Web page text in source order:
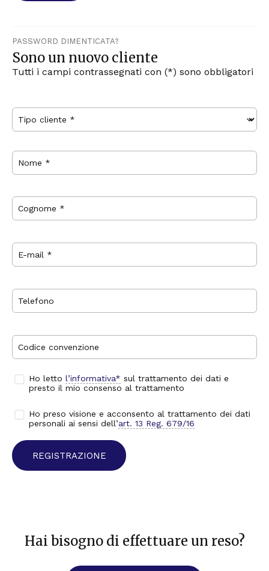
PASSWORD DIMENTICATA?
Sono un nuovo cliente
Tutti i campi contrassegnati con (*) sono obbligatori
Tipo cliente *
Nome *
Cognome *
E-mail *
Telefono
Codice convenzione
Ho letto l’informativa* sul trattamento dei dati e
presto il mio consenso al trattamento
Ho preso visione e acconsento al trattamento dei dati
personali ai sensi dell’art. 13 Reg. 679/16
REGISTRAZIONE
Hai bisogno di effettuare un reso?